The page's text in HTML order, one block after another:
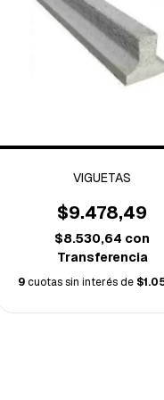
VIGUETAS
$9.478,49
$8.530,64 con
Transferencia
9cuotas sin interés de